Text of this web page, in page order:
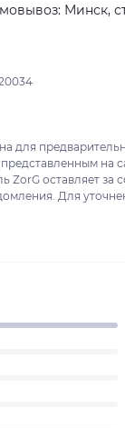
Минск,
для
на
ZorG оставляет за
Для